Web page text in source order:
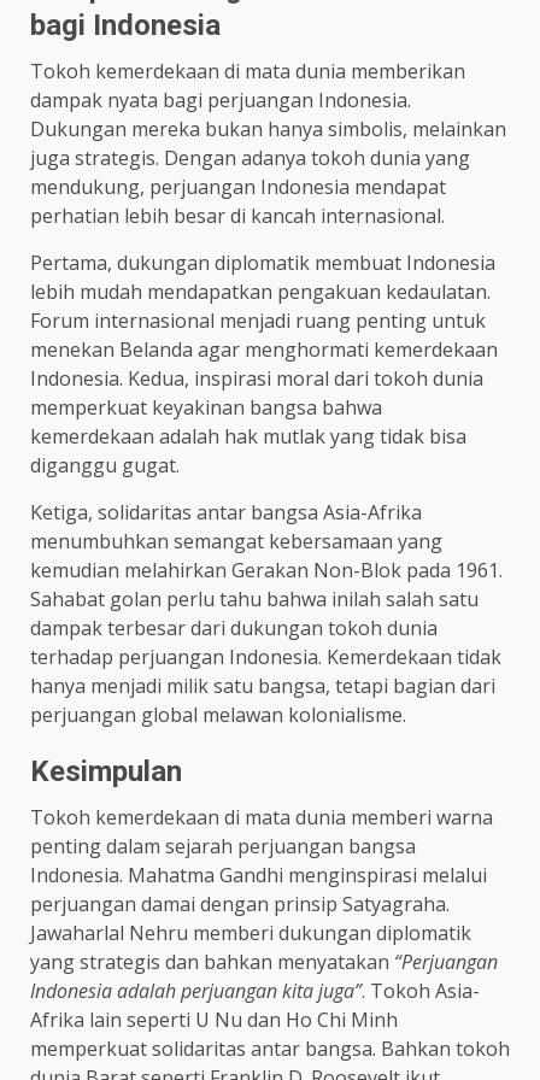
bagi Indonesia
Tokoh kemerdekaan di mata dunia memberikan
dampak nyata bagi perjuangan Indonesia.
Dukungan mereka bukan hanya simbolis, melainkan
juga strategis. Dengan adanya tokoh dunia yang
mendukung, perjuangan Indonesia mendapat
perhatian lebih besar di kancah internasional.
Pertama, dukungan diplomatik membuat Indonesia
lebih mudah mendapatkan pengakuan kedaulatan.
Forum internasional menjadi ruang penting untuk
menekan Belanda agar menghormati kemerdekaan
Indonesia. Kedua, inspirasi moral dari tokoh dunia
memperkuat keyakinan bangsa bahwa
kemerdekaan adalah hak mutlak yang tidak bisa
diganggu gugat.
Ketiga, solidaritas antar bangsa Asia-Afrika
menumbuhkan semangat kebersamaan yang
kemudian melahirkan Gerakan Non-Blok pada 1961.
Sahabat golan perlu tahu bahwa inilah salah satu
dampak terbesar dari dukungan tokoh dunia
terhadap perjuangan Indonesia. Kemerdekaan tidak
hanya menjadi milik satu bangsa, tetapi bagian dari
perjuangan global melawan kolonialisme.
Kesimpulan
Tokoh kemerdekaan di mata dunia memberi warna
penting dalam sejarah perjuangan bangsa
Indonesia. Mahatma Gandhi menginspirasi melalui
perjuangan damai dengan prinsip Satyagraha.
Jawaharlal Nehru memberi dukungan diplomatik
yang strategis dan bahkan menyatakan “Perjuangan
Indonesia adalah perjuangan kita juga”. Tokoh Asia-
Afrika lain seperti U Nu dan Ho Chi Minh
memperkuat solidaritas antar bangsa. Bahkan tokoh